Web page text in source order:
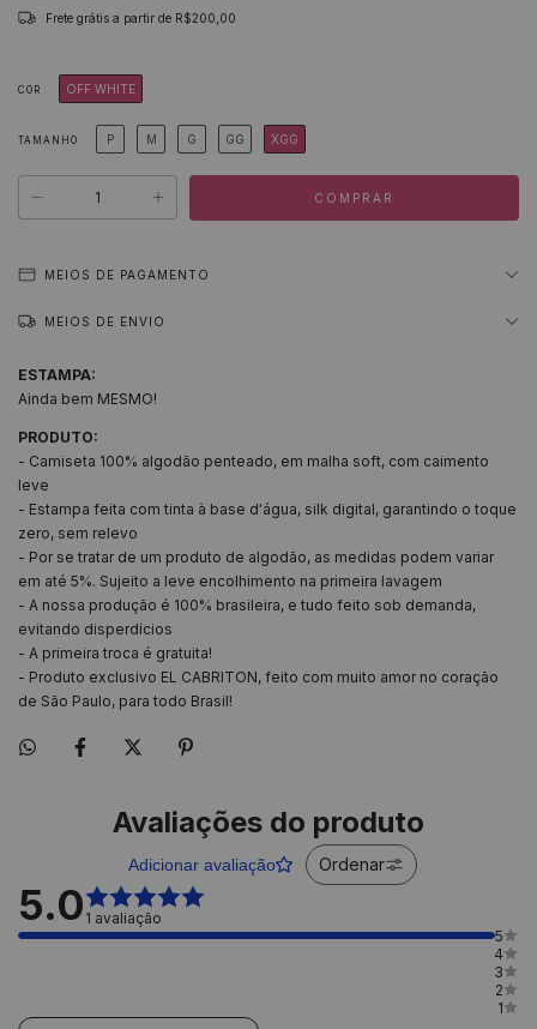
Frete grátis a partir de R$200,00
COR OFF WHITE
TAMANHO P M G GG XGG
MEIOS DE PAGAMENTO
MEIOS DE ENVIO
ESTAMPA:
Ainda bem MESMO!
PRODUTO:
- Camiseta 100% algodão penteado, em malha soft, com caimento
leve
- Estampa feita com tinta à base d'água, silk digital, garantindo o toque
zero, sem relevo
- Por se tratar de um produto de algodão, as medidas podem variar
em até 5%. Sujeito a leve encolhimento na primeira lavagem
- A nossa produção é 100% brasileira, e tudo feito sob demanda,
evitando disperdícios
- A primeira troca é gratuita!
- Produto exclusivo EL CABRITON, feito com muito amor no coração
de São Paulo, para todo Brasil!
Avaliações do produto
Adicionar avaliação Ordenar
5.0 1 avaliação
5
4
3
2
1